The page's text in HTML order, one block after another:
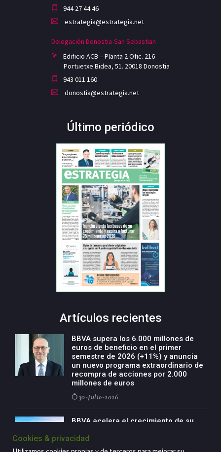
944 27 44 46
estrategia@estrategia.net
Delegación Donostia-San Sebastian
Edificio ACB – Planta 2 Ofic. 216
Portuetxe Bidea, 51. 20018 Donostia
943 011 160
donostia@estrategia.net
Último periódico
Artículos recientes
BBVA supera los 6.000 millones de
euros de beneficio en el primer
semestre de 2026 (+11%) y anuncia
un nuevo programa extraordinario de
recompra de acciones por 2.000
millones de euros
30-Julio-2026
BBVA acelera el crecimiento de su
de especialización presente en siete
países
Cookies & privacidad